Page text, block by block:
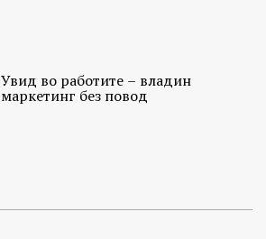
Увид во работите – владин
маркетинг без повод